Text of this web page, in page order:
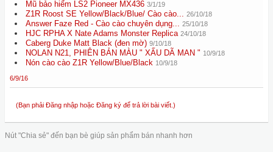
Mũ bảo hiểm LS2 Pioneer MX436 3/1/19
Z1R Roost SE Yellow/Black/Blue/ Cào cào... 26/10/18
Answer Faze Red - Cào cào chuyên dụng... 25/10/18
HJC RPHA X Nate Adams Monster Replica 24/10/18
Caberg Duke Matt Black (đen mờ) 9/10/18
NOLAN N21, PHIÊN BẢN MÀU " XẤU DÃ MAN " 10/9/18
Nón cào cào Z1R Yellow/Blue/Black 10/9/18
6/9/16
(Bạn phải Đăng nhập hoặc Đăng ký để trả lời bài viết.)
Nút "Chia sẻ" đến bạn bè giúp sản phẩm bán nhanh hơn